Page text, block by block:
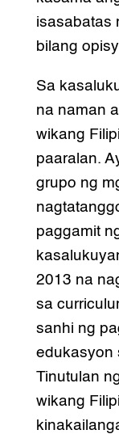
isasabatas
bilang
Sa
na naman
wikang
paaralan.
grupo ng
paggamit
2013 na
sa
sanhi ng
edukasyon
Tinutulan
wikang